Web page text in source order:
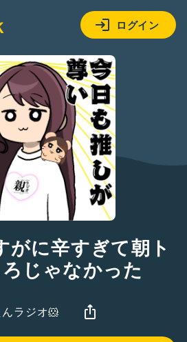
ログイン
に辛すぎて朝ト
じゃなかった
ラジオ🐹